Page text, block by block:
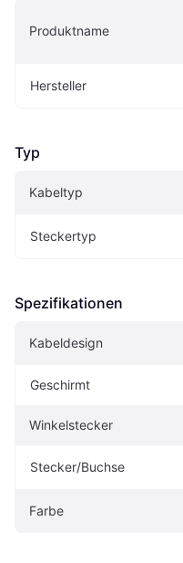
Produktname
Hersteller
Typ
Kabeltyp
Steckertyp
Spezifikationen
Kabeldesign
Geschirmt
Winkelstecker
Stecker/Buchse
Farbe